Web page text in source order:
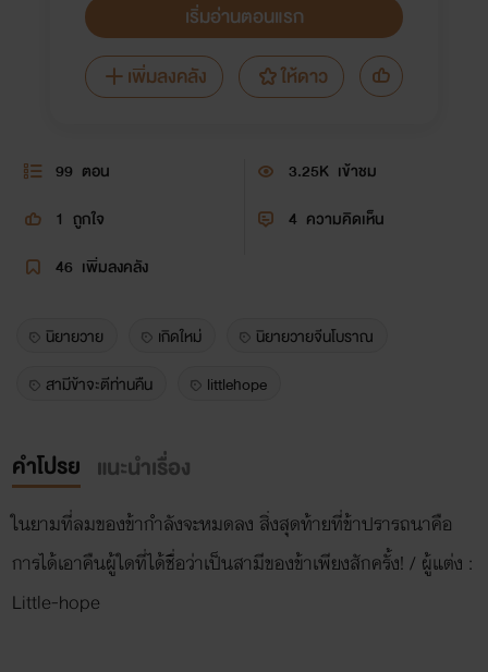
เริ่มอ่านตอนแรก
เพิ่มลงคลัง
ให้ดาว
99 ตอน 3.25K เข้าชม
1 ถูกใจ 4 ความคิดเห็น
46 เพิ่มลงคลัง
นิยายวาย เกิดใหม่
นิยายวายจีนโบราณ
สามีข้าจะตีท่านคืน
littlehope
คำโปรย แนะนำเรื่อง
ในยามที่ลมของข้ากำลังจะหมดลง สิ่งสุดท้ายที่ข้าปรารถนาคือ
การได้เอาคืนผู้ใดที่ได้ชื่อว่าเป็นสามีของข้าเพียงสักครั้ง! / ผู้แต่ง :
Little-hope